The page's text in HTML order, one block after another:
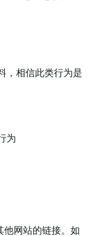
，相信此类行为是
为
他网站的链接。如